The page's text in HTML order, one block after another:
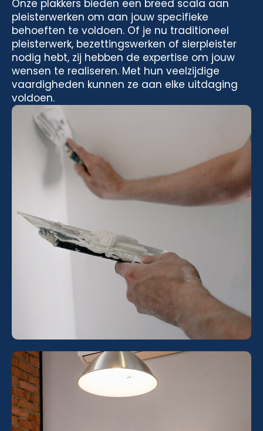
Onze plakkers bieden een breed scala aan
pleisterwerken om aan jouw specifieke
behoeften te voldoen. Of je nu traditioneel
pleisterwerk, bezettingswerken of sierpleister
nodig hebt, zij hebben de expertise om jouw
wensen te realiseren. Met hun veelzijdige
vaardigheden kunnen ze aan elke uitdaging
voldoen.